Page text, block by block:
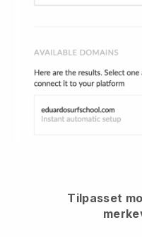
Tilpasset